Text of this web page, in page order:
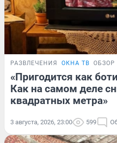
РАЗВЛЕЧЕНИЯ ОКНА ТВ ОБЗОР
«Пригодится как
Как на самом деле
квадратных метра»
3 августа, 2026, 23:00 599